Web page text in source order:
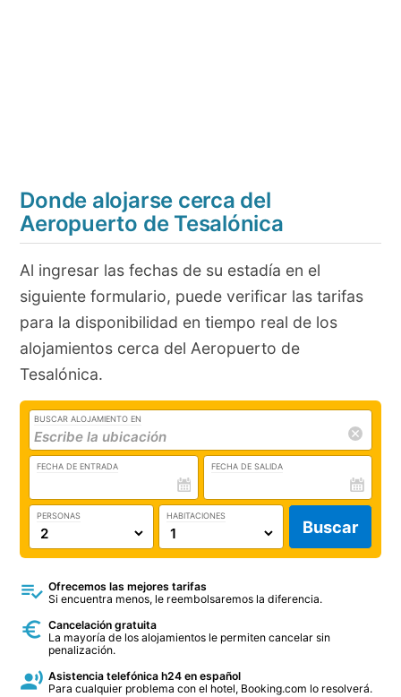
Donde alojarse cerca del
Aeropuerto de Tesalónica
Al ingresar las fechas de su estadía en el
siguiente formulario, puede verificar las tarifas
para la disponibilidad en tiempo real de los
alojamientos cerca del Aeropuerto de
Tesalónica.
BUSCAR ALOJAMIENTO EN
FECHA DE ENTRADA FECHA DE SALIDA
PERSONAS HABITACIONES
Buscar
Ofrecemos las mejores tarifas
Si encuentra menos, le reembolsaremos la diferencia.
Cancelación gratuita
La mayoría de los alojamientos le permiten cancelar sin
penalización.
Asistencia telefónica h24 en español
Para cualquier problema con el hotel, Booking.com lo resolverá.